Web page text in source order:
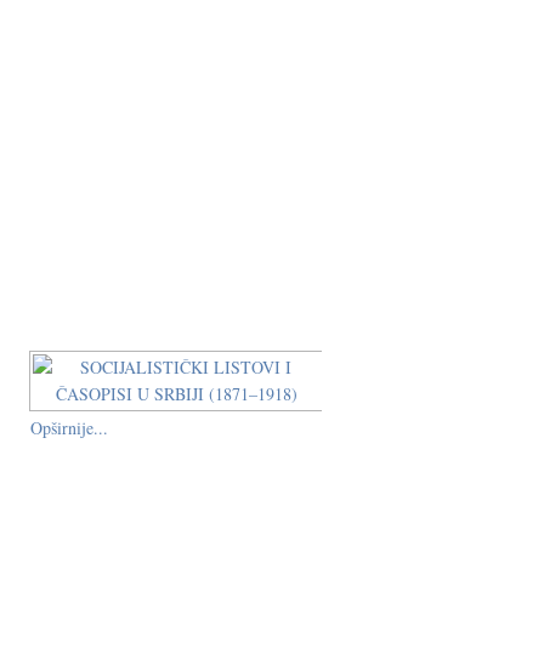
Opširnije...